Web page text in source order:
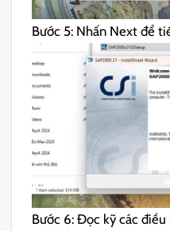
Bước 5: Nhấn Next để
Bước 6: Đọc kỹ các